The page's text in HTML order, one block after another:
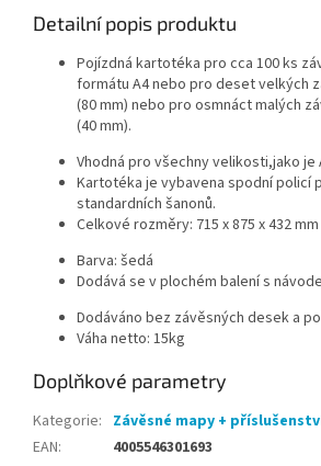
Detailní popis produktu
Pojízdná kartotéka pro cca 100 ks
formátu A4 nebo pro deset velkých
(80 mm) nebo pro osmnáct malých
(40 mm).
Vhodná pro všechny velikosti,jako je
Kartotéka je vybavena spodní policí
standardních šanonů.
Celkové rozměry: 715 x 875 x 432 mm
Barva: šedá
Dodává se v plochém balení s
Dodáváno bez závěsných desek a
Váha netto: 15kg
Doplňkové parametry
Kategorie: Závěsné mapy +
EAN: 4005546301693